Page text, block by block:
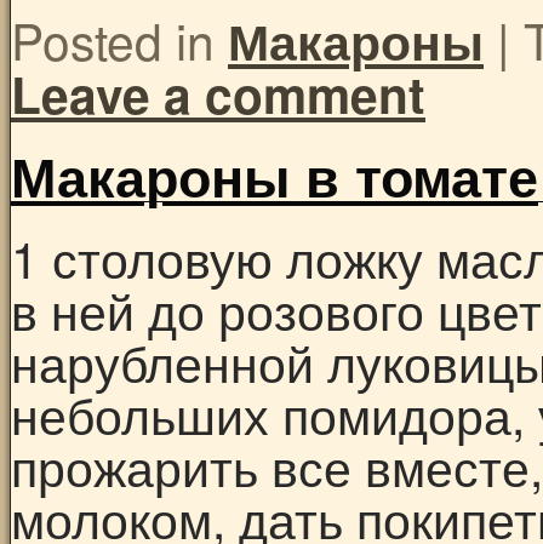
Posted in Макароны |
Leave a comment
Макароны в томате
1 столовую ложку
в ней до розового
нарубленной
небольших
прожарить все
молоком, дать